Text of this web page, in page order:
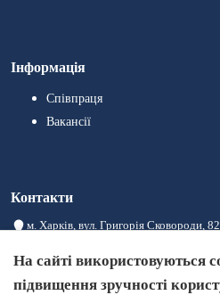
Інформація
Співпраця
Вакансії
Контакти
м. Харків, вул. Григорія Сковороди, 82
На сайті використовуються
підвищення зручності